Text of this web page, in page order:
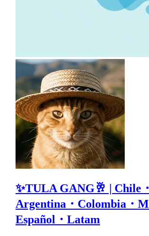
✨TULA GANG🥂 | Chile・
Argentina・Colombia・
Español・Latam